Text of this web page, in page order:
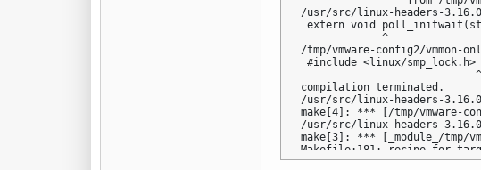
/usr/src/linux-headers-
extern void
             ^
/tmp/vmware-config2/
#include <linux/smp_lock.h>
                            ^
compilation terminated.
/usr/src/linux-headers-
make[4]: *** [/tmp/vmware-
/usr/src/linux-headers-
make[3]: *** [_module_/tmp/
Makefile:181: recipe for
make[2]: *** [sub-make]